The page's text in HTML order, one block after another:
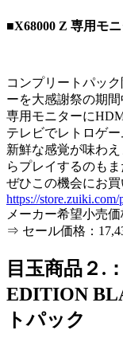
■X68000 Z 専用モ
コンプリートパッ
ーを大感謝祭の期間
専用モニターに
テレビでレトロゲ
新鮮な感覚が味わ
らプレイするのもま
ぜひこの機会にお買
https://
メーカー希望小売価
⇒ セール価格：
目玉商品２.
EDITION
トパック